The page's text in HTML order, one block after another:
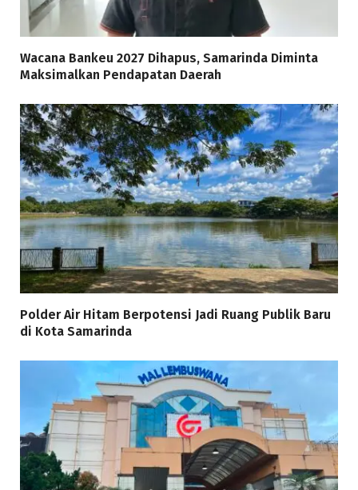
Wacana Bankeu 2027 Dihapus, Samarinda Diminta
Maksimalkan Pendapatan Daerah
Polder Air Hitam Berpotensi Jadi Ruang Publik Baru
di Kota Samarinda